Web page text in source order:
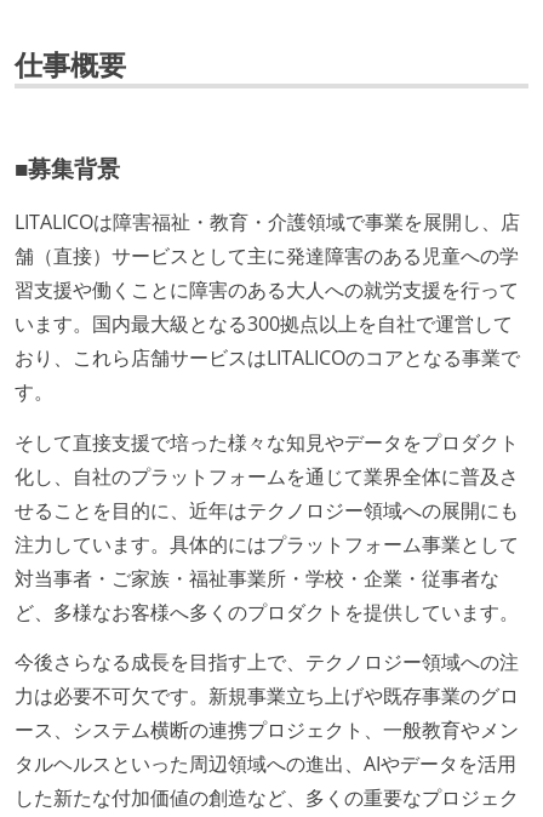
仕事概要
■募集背景
LITALICOは障害福祉・教育・介護領域で事業を展開し、店
舗（直接）サービスとして主に発達障害のある児童への学
習支援や働くことに障害のある大人への就労支援を行って
います。国内最大級となる300拠点以上を自社で運営して
おり、これら店舗サービスはLITALICOのコアとなる事業で
す。
そして直接支援で培った様々な知見やデータをプロダクト
化し、自社のプラットフォームを通じて業界全体に普及さ
せることを目的に、近年はテクノロジー領域への展開にも
注力しています。具体的にはプラットフォーム事業として
対当事者・ご家族・福祉事業所・学校・企業・従事者な
ど、多様なお客様へ多くのプロダクトを提供しています。
今後さらなる成長を目指す上で、テクノロジー領域への注
力は必要不可欠です。新規事業立ち上げや既存事業のグロ
ース、システム横断の連携プロジェクト、一般教育やメン
タルヘルスといった周辺領域への進出、AIやデータを活用
した新たな付加価値の創造など、多くの重要なプロジェク